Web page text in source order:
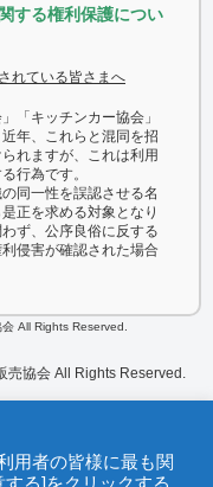
する権利保護につい
れている皆さまへ
「キッチンカー協会」
年、これらと混同を招
れますが、これは利用
行為です。
同一性を誤認させる名
正を求める対象となり
ず、公序良俗に反する
侵害が確認された場合
All Rights Reserved.
協会 All Rights Reserved.
用者の皆様に最も関